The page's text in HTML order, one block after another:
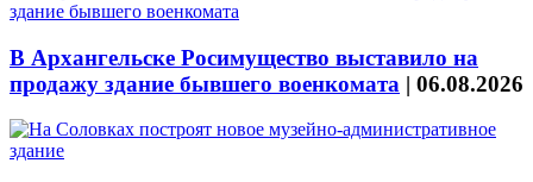
В Архангельске Росимущество выставило на
продажу здание бывшего военкомата | 06.08.2026